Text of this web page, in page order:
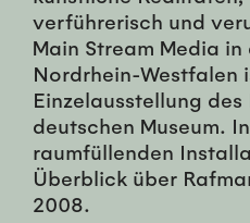
verführerisch und
Main Stream Media
Nordrhein-Westfalen
Einzelausstellung
deutschen Museum.
raumfüllenden
Überblick über
2008.